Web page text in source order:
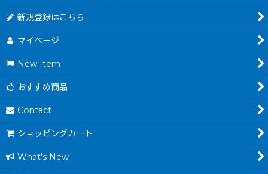
新規登録はこちら
マイページ
New Item
おすすめ商品
Contact
ショッピングカート
What's New